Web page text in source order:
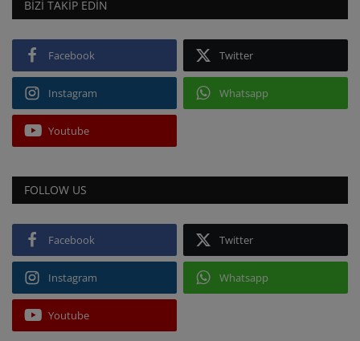
BIZI TAKIP EDIN
Facebook Twitter
Instagram Whatsapp
Youtube
FOLLOW US
Facebook Twitter
Instagram Whatsapp
Youtube